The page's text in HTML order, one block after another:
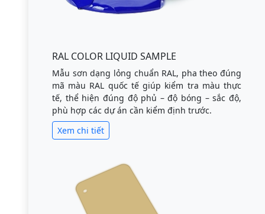
RAL COLOR LIQUID SAMPLE
Mẫu sơn dạng lỏng chuẩn RAL, pha theo đúng
mã màu RAL quốc tế giúp kiểm tra màu thực
tế, thể hiện đúng độ phủ – độ bóng – sắc độ,
phù hợp các dự án cần kiểm định trước.
Xem chi tiết